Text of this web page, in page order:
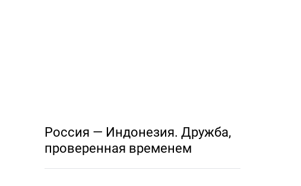
Россия — Индонезия. Дружба,
проверенная временем